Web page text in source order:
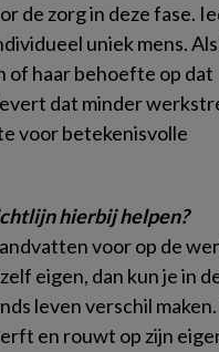
de zorg in deze fase.
uniek mens.
of haar behoefte op dat
dat minder
voor betekenisvolle
hierbij helpen?
voor op de
eigen, dan kun je in
leven verschil
en rouwt op zijn